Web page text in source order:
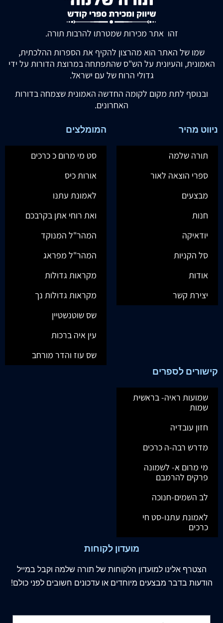
זהו אתר מכירות שמטרתו להרבות תורה.
שמו של האתר הוא מהרצון להקיף את הספרות ההלכתית,
האמונית, והעיונית על הש"ס שהתפתחה במרוצת הדורות על ידי
גדולי הרוח של עם ישראל.
ובנוסף לתת מקום לקומה החדשה האמונית שצמחה בדורות
האחרונים.
ניווט מהיר
תורה שלמה
ספרי הוצאה לאור
מבצעים
חנות
יודאיקה
סל הקניות
אודות
יצירת קשר
המומלצים
סט מי מרום כ כרכים
אורות כיס
לאמונת עתנו
ואת רוחי אתן בקרבכם
המהר"ל המנוקד
המהר"ל מפראג
מקראות גדולות
מקראות גדולות נך
שס שוטנשטיין
עין איה ברכות
שס עוז והדר מורחב
קישורים לספרים
שמועות ראיה- בראשית
שמות
חזון עובדיה
מדרש רבה-ה כרכים
מי מרום א- לשמונה
פרקים להרמבם
לב השמים-חנוכה
לאמונת עתנו-סט חי
כרכים
מועדון לקוחות
הצטרף אלינו למועדון הלקוחות של תורה שלמה וקבל במייל
הודעות בדבר מבצעים מיוחדים או עדכונים חשובים לפני כולם!